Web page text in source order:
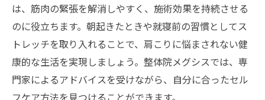
は、筋肉の緊張を解消しやすく、施術効果を持続させる
のに役立ちます。朝起きたときや就寝前の習慣としてス
トレッチを取り入れることで、肩こりに悩まされない健
康的な生活を実現しましょう。整体院メグシスでは、専
門家によるアドバイスを受けながら、自分に合ったセル
フケア方法を見つけることができます。